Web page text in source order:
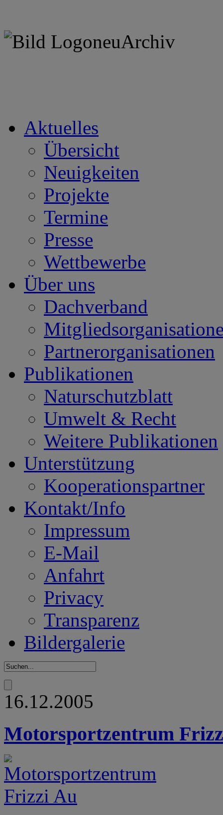
Aktuelles
Übersicht
Neuigkeiten
Projekte
Termine
Presse
Wettbewerbe
Über uns
Dachverband
Partnerorganisationen
Publikationen
Naturschutzblatt
Umwelt & Recht
Weitere Publikationen
Unterstützung
Kooperationspartner
Kontakt/Info
Impressum
E-Mail
Anfahrt
Privacy
Transparenz
Bildergalerie
16.12.2005
Motorsportzentrum